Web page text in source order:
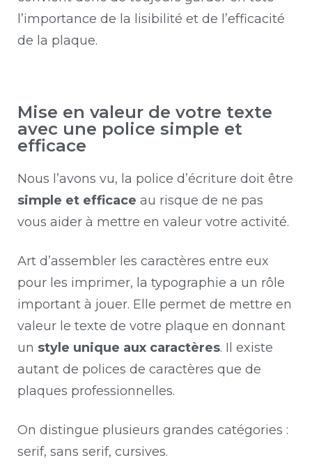
l’importance de la lisibilité et de l’efficacité
de la plaque.
Mise en valeur de votre texte
avec une police simple et
efficace
Nous l’avons vu, la police d’écriture doit être
simple et efficace au risque de ne pas
vous aider à mettre en valeur votre activité.
Art d’assembler les caractères entre eux
pour les imprimer, la typographie a un rôle
important à jouer. Elle permet de mettre en
valeur le texte de votre plaque en donnant
un style unique aux caractères. Il existe
autant de polices de caractères que de
plaques professionnelles.
On distingue plusieurs grandes catégories :
serif, sans serif, cursives.